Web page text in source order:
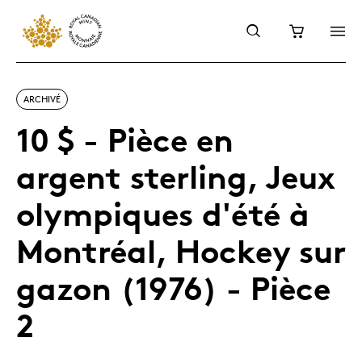
ARCHIVÉ
10 $ - Pièce en
argent sterling, Jeux
olympiques d'été à
Montréal, Hockey sur
gazon (1976) - Pièce
2